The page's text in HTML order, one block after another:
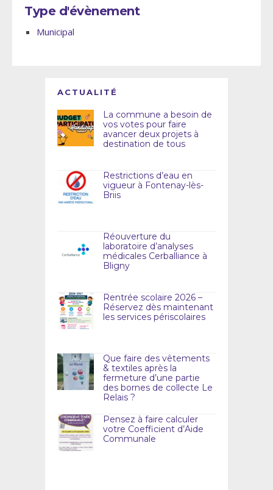
Type d'évènement
Municipal
ACTUALITÉ
La commune a besoin de
vos votes pour faire
avancer deux projets à
destination de tous
Restrictions d’eau en
vigueur à Fontenay-lès-
Briis
Réouverture du
laboratoire d’analyses
médicales Cerballiance à
Bligny
Rentrée scolaire 2026 –
Réservez dès maintenant
les services périscolaires
Que faire des vêtements
& textiles après la
fermeture d’une partie
des bornes de collecte Le
Relais ?
Pensez à faire calculer
votre Coefficient d’Aide
Communale